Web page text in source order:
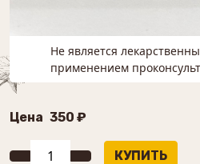
Не является
применением
Цена 350 ₽